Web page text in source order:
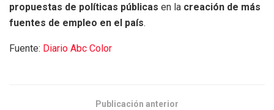
propuestas de políticas públicas en la creación de más
fuentes de empleo en el país.
Fuente: Diario Abc Color
Publicación anterior